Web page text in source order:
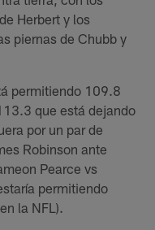
Herbert y los
piernas de Chubb y
permitiendo 109.8
que está dejando
por un par de
Robinson ante
Pearce vs
permitiendo
la NFL).